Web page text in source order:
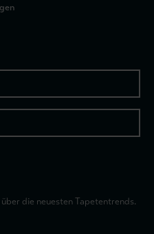
die neuesten Tapetentrends.